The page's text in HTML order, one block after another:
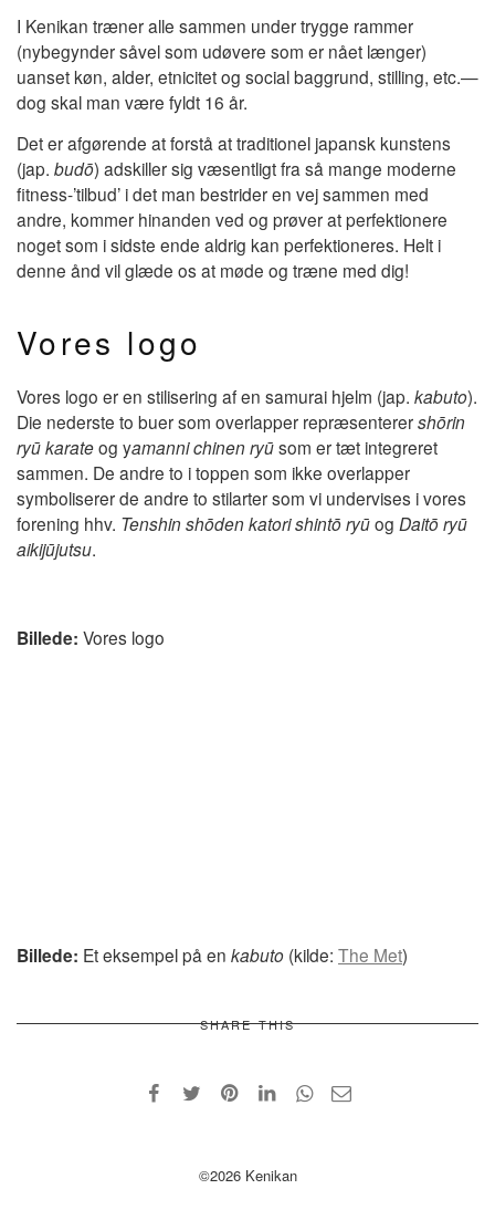
I Kenikan træner alle sammen under trygge rammer
(nybegynder såvel som udøvere som er nået længer)
uanset køn, alder, etnicitet og social baggrund, stilling, etc.—
dog skal man være fyldt 16 år.
Det er afgørende at forstå at traditionel japansk kunstens
(jap. budō) adskiller sig væsentligt fra så mange moderne
fitness-’tilbud’ i det man bestrider en vej sammen med
andre, kommer hinanden ved og prøver at perfektionere
noget som i sidste ende aldrig kan perfektioneres. Helt i
denne ånd vil glæde os at møde og træne med dig!
Vores logo
Vores logo er en stilisering af en samurai hjelm (jap. kabuto).
Die nederste to buer som overlapper repræsenterershōrin
ryū karateog yamanni chinen ryūsom er tæt integreret
sammen. De andre to i toppen som ikke overlapper
symboliserer de andre to stilarter som vi undervises i vores
forening hhv. Tenshin shōden katori shintō ryūog Daitō ryū
aikijūjutsu.
Billede: Vores logo
Billede: Et eksempel på en kabuto (kilde: The Met)
SHARE THIS
©2026 Kenikan